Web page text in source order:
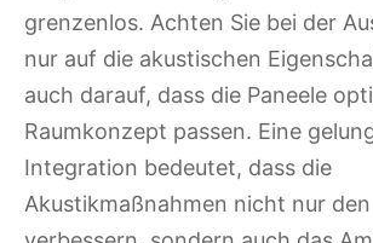
grenzenlos. Achten Sie bei der
nur auf die akustischen
auch darauf, dass die Paneele
Raumkonzept passen. Eine
Integration bedeutet, dass die
Akustikmaßnahmen nicht nur